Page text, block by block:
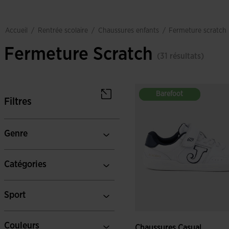
accueil / rentrée scolaire / chaussures enfants / fermeture scratch
Fermeture Scratch (31 résultats)
Filtres
Genre
Catégories
Sport
Couleurs
Barefoot
Barefoot